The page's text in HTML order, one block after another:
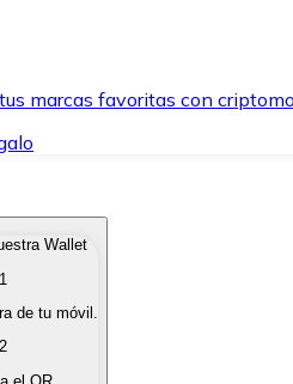
marcas favoritas con
diferentes métodos de pago.
forma rápida y segura.
Wallet
1
de tu móvil.
2